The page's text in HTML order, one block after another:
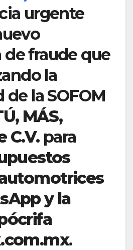
urgente
de fraude que
la
la SOFOM
MÁS,
C.V.para
y la
.